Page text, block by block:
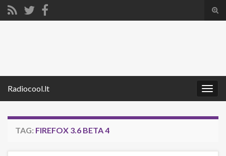
Radiocool.lt
TAG: FIREFOX 3.6 BETA 4